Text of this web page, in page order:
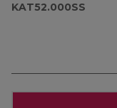
KAT52.000SS